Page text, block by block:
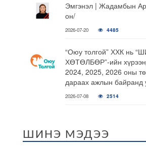
Эмгэнэл | Жадамбын
он/
2026-07-20 4485
“Оюу толгой” ХХК нь
ХӨТӨЛБӨР”-ийн
2024, 2025, 2026 оны
дараах ажлын байранд
2026-07-08 2514
ШИНЭ МЭДЭЭ